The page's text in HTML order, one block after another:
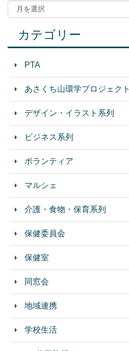
カテゴリー
PTA
あさくち山環学プロジェクト
デザイン・イラスト系列
ビジネス系列
ボランティア
マルシェ
介護・食物・保育系列
保健委員会
保健室
同窓会
地域連携
学校生活